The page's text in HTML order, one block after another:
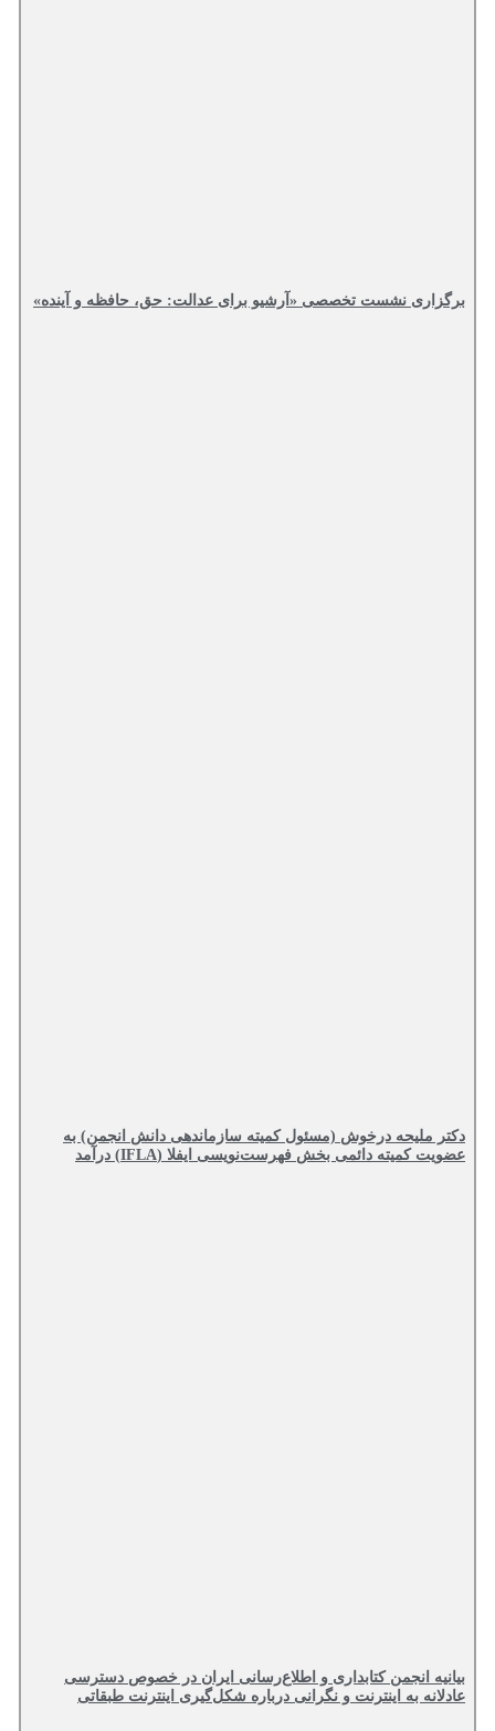
برگزاری نشست تخصصی «آرشیو برای عدالت: حق، حافظه و آینده»
دکتر ملیحه درخوش (مسئول کمیته سازماندهی دانش انجمن) به
عضویت کمیته دائمی بخش فهرست‌نویسی ایفلا (IFLA) درآمد
بیانیه انجمن کتابداری و اطلاع‌رسانی ایران در خصوص دسترسی
عادلانه به اینترنت و نگرانی درباره شکل‌گیری اینترنت طبقاتی